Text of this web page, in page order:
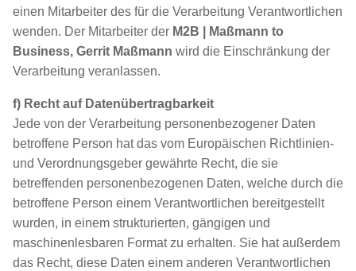
einen Mitarbeiter des für die Verarbeitung Verantwortlichen
wenden. Der Mitarbeiter der M2B | Maßmann to
Business, Gerrit Maßmann wird die Einschränkung der
Verarbeitung veranlassen.
f) Recht auf Datenübertragbarkeit
Jede von der Verarbeitung personenbezogener Daten
betroffene Person hat das vom Europäischen Richtlinien-
und Verordnungsgeber gewährte Recht, die sie
betreffenden personenbezogenen Daten, welche durch die
betroffene Person einem Verantwortlichen bereitgestellt
wurden, in einem strukturierten, gängigen und
maschinenlesbaren Format zu erhalten. Sie hat außerdem
das Recht, diese Daten einem anderen Verantwortlichen